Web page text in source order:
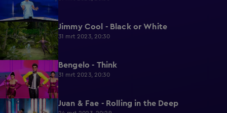
2:19 Jimmy Cool - Black or White
31 mrt 2023, 20:30
Bengelo - Think
31 mrt 2023, 20:30
2:16 Juan & Fae - Rolling in the Deep